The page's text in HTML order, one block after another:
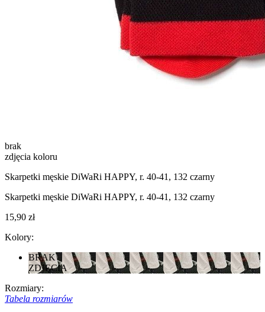
brak
zdjęcia koloru
Skarpetki męskie DiWaRi HAPPY, r. 40-41, 132 czarny
Skarpetki męskie DiWaRi HAPPY, r. 40-41, 132 czarny
15,90 zł
Kolory:
BRAK
ZDJĘCIA
Rozmiary:
Tabela rozmiarów